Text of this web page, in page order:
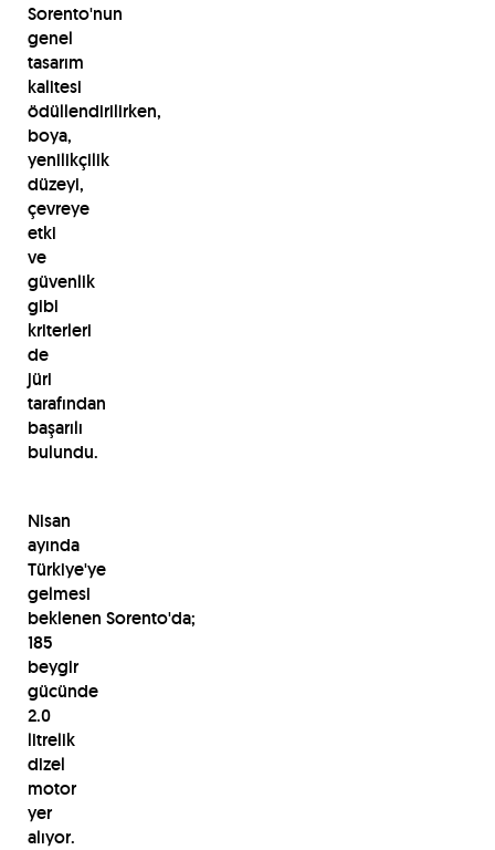
Sorento'nun
genel
tasarım
kalitesi
ödüllendirilirken,
boya,
yenilikçilik
düzeyi,
çevreye
etki
ve
güvenlik
gibi
kriterleri
de
jüri
tarafından
başarılı
bulundu.
Nisan
ayında
Türkiye'ye
gelmesi
beklenen Sorento'da;
185
beygir
gücünde
2.0
litrelik
dizel
motor
yer
alıyor.